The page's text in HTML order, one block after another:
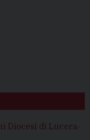
Diocesi di Lucera-